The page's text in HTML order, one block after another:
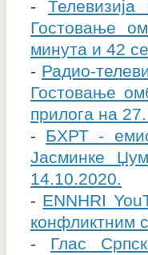
-
Гостовање
минута и 42
- Радио-
Гостовање
прилога на
- БХРТ -
Јасминке
14.10.2020.
- ENNHRI
конфликтним
- Глас